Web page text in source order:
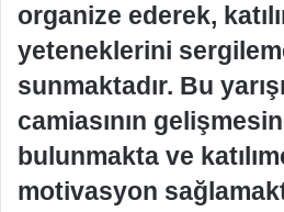
organize ederek,
yeteneklerini
sunmaktadır. Bu
camiasının
bulunmakta ve
motivasyon